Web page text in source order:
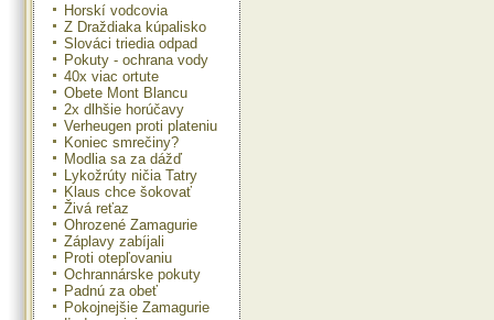
Horskí vodcovia
Z Draždiaka kúpalisko
Slováci triedia odpad
Pokuty - ochrana vody
40x viac ortute
Obete Mont Blancu
2x dlhšie horúčavy
Verheugen proti plateniu
Koniec smrečiny?
Modlia sa za dážď
Lykožrúty ničia Tatry
Klaus chce šokovať
Živá reťaz
Ohrozené Zamagurie
Záplavy zabíjali
Proti otepľovaniu
Ochrannárske pokuty
Padnú za obeť
Pokojnejšie Zamagurie